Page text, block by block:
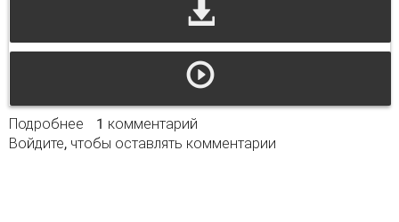
Подробнее о Профилактика наркомании среди
несовершеннолетних
1 комментарий
Войдите, чтобы оставлять комментарии